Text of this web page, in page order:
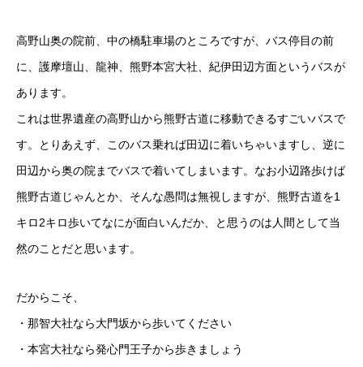
高野山奥の院前、中の橋駐車場のところですが、バス停目の前
に、護摩壇山、龍神、熊野本宮大社、紀伊田辺方面というバスが
あります。
これは世界遺産の高野山から熊野古道に移動できるすごいバスで
す。とりあえず、このバス乗れば田辺に着いちゃいますし、逆に
田辺から奥の院までバスで着いてしまいます。なお小辺路歩けば
熊野古道じゃんとか、そんな愚問は無視しますが、熊野古道を1
キロ2キロ歩いてなにが面白いんだか、と思うのは人間として当
然のことだと思います。
だからこそ、
・那智大社なら大門坂から歩いてください
・本宮大社なら発心門王子から歩きましょう